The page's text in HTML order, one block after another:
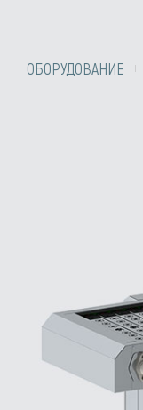
ОБОРУДОВАНИЕ